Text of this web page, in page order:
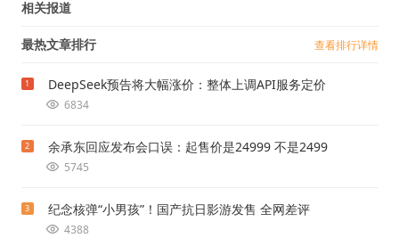
相关报道
最热文章排行 查看排行详情
1 DeepSeek预告将大幅涨价：整体上调API服务定价
6834
2 余承东回应发布会口误：起售价是24999 不是2499
5745
3 纪念核弹“小男孩”！国产抗日影游发售 全网差评
4388